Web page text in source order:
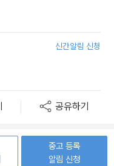
신간알림 신청
공유하기
중고 등록
알림 신청